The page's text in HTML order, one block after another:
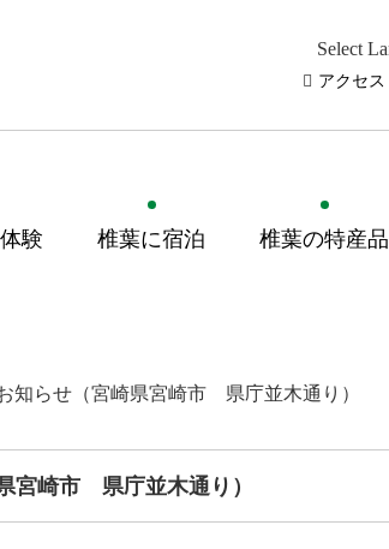
アクセス
験 椎葉に宿泊 椎葉の特産品
知らせ（宮崎県宮崎市 県庁並木通り）
宮崎市 県庁並木通り）